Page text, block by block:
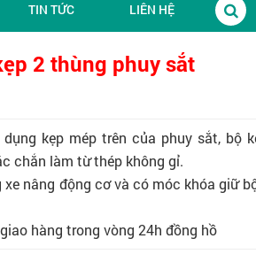
TIN TỨC LIÊN HỆ
2 thùng phuy sắt
kẹp mép trên của phuy sắt, bộ
chắn làm từ thép không gỉ.
nâng động cơ và có móc khóa giữ
hàng trong vòng 24h đồng hồ